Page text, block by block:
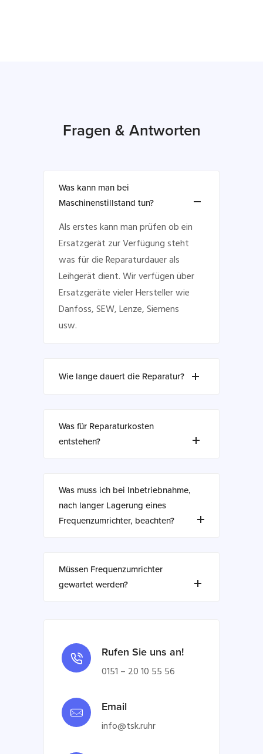
Fragen & Antworten
Was kann man bei
Maschinenstillstand tun?
Als erstes kann man prüfen ob ein
Ersatzgerät zur Verfügung steht
was für die Reparaturdauer als
Leihgerät dient. Wir verfügen über
Ersatzgeräte vieler Hersteller wie
Danfoss, SEW, Lenze, Siemens
usw.
Wie lange dauert die Reparatur?
Was für Reparaturkosten
entstehen?
Was muss ich bei Inbetriebnahme,
nach langer Lagerung eines
Frequenzumrichter, beachten?
Müssen Frequenzumrichter
gewartet werden?
Rufen Sie uns an!
0151 – 20 10 55 56
Email
info@tsk.ruhr